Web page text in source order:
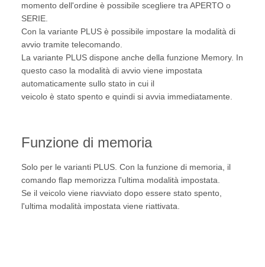
momento dell'ordine è possibile scegliere tra APERTO o
SERIE.
Con la variante PLUS è possibile impostare la modalità di
avvio tramite telecomando.
La variante PLUS dispone anche della funzione Memory. In
questo caso la modalità di avvio viene impostata
automaticamente sullo stato in cui il
veicolo è stato spento e quindi si avvia immediatamente.
Funzione di memoria
Solo per le varianti PLUS. Con la funzione di memoria, il
comando flap memorizza l'ultima modalità impostata.
Se il veicolo viene riavviato dopo essere stato spento,
l'ultima modalità impostata viene riattivata.